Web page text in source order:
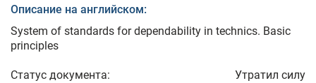
Описание на английском:
System of standards for dependability in technics. Basic
principles
Статус документа: Утратил силу